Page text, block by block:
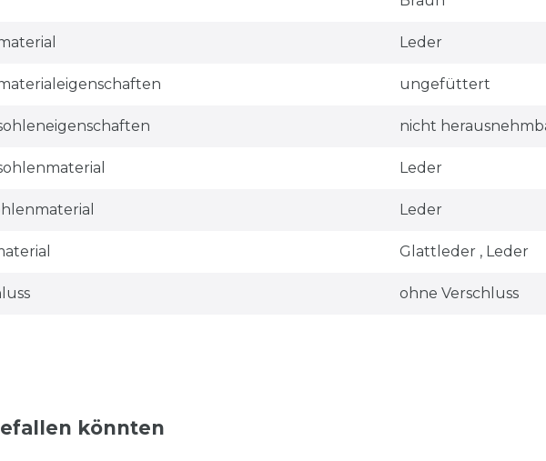
Leder
ungefüttert
nicht
Leder
Leder
Glattleder , Leder
ohne Verschluss
könnten